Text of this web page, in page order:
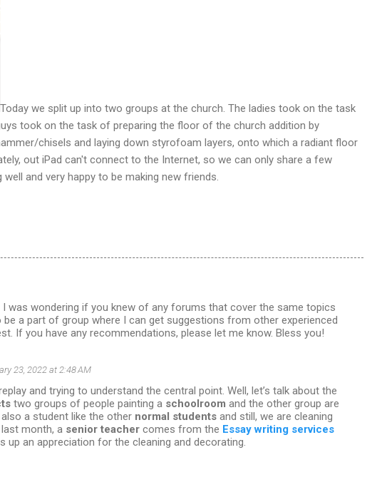
Today we split up into two groups at the church. The ladies took on the task
took on the task of preparing the floor of the church addition by
chisels and laying down styrofoam layers, onto which a radiant floor
out iPad can't connect to the Internet, so we can only share a few
and very happy to be making new friends.
was wondering if you knew of any forums that cover the same topics
be a part of group where I can get suggestions from other experienced
If you have any recommendations, please let me know. Bless you!
23, 2022 at 2:48 AM
and trying to understand the central point. Well, let’s talk about the
two groups of people painting a schoolroom and the other group are
a student like the other normal students and still, we are cleaning
month, a senior teacher comes from the Essay writing services
up an appreciation for the cleaning and decorating.